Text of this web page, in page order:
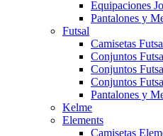
Equipaciones
Pantalones y
Futsal
Camisetas
Conjuntos
Conjuntos
Conjuntos
Pantalones y
Kelme
Elements
Camisetas